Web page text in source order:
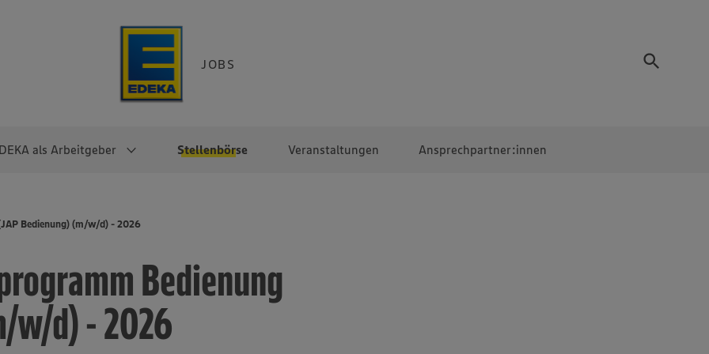
JOBS
als Arbeitgeber Stellenbörse Veranstaltungen Ansprechpartner:innen
Direkteinstieg
Noch Fragen?
Selbstständig mit EDEKA
Überblick
EDEKA Fruchtkontor
EDEKA Foodservice
EDEKA-
Bedienung) (m/w/d) - 2026
Bedienung
w/d) - 2026